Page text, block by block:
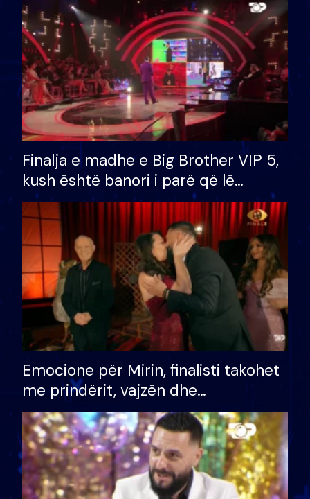
Finalja e madhe e Big Brother VIP 5,
kush është banori i parë që lë
shtëpinë dhe humb mundësinë për
të fituar çmimin e madh
Emocione për Mirin, finalisti takohet
me prindërit, vajzën dhe
bashkëshorten: S’kemi ndonjë letër
divorci apo jo?